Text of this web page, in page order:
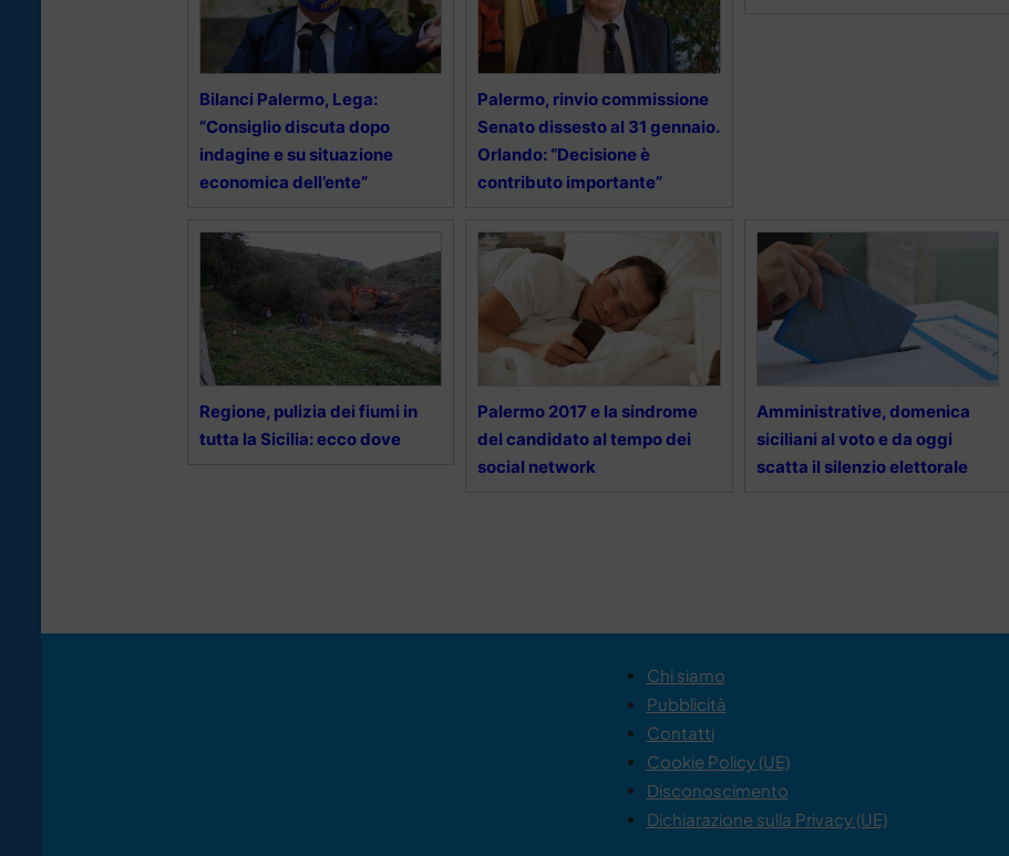
Bilanci Palermo, Lega:
“Consiglio discuta dopo
indagine e su situazione
economica dell’ente”
Palermo, rinvio commissione
Senato dissesto al 31 gennaio.
Orlando: “Decisione è
contributo importante”
Regione, pulizia dei fiumi in
tutta la Sicilia: ecco dove
Palermo 2017 e la sindrome
del candidato al tempo dei
social network
Amministrative, domenica
siciliani al voto e da oggi
scatta il silenzio elettorale
Chi siamo
Pubblicità
Contatti
Cookie Policy (UE)
Disconoscimento
Dichiarazione sulla Privacy (UE)